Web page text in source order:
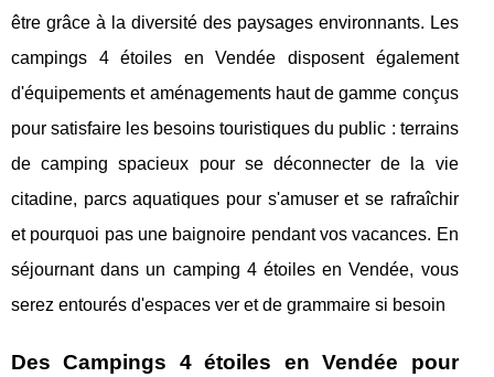
être grâce à la diversité des paysages environnants. Les
campings 4 étoiles en Vendée disposent également
d'équipements et aménagements haut de gamme conçus
pour satisfaire les besoins touristiques du public : terrains
de camping spacieux pour se déconnecter de la vie
citadine, parcs aquatiques pour s'amuser et se rafraîchir
et pourquoi pas une baignoire pendant vos vacances. En
séjournant dans un camping 4 étoiles en Vendée, vous
serez entourés d'espaces ver et de grammaire si besoin
Des Campings 4 étoiles en Vendée pour